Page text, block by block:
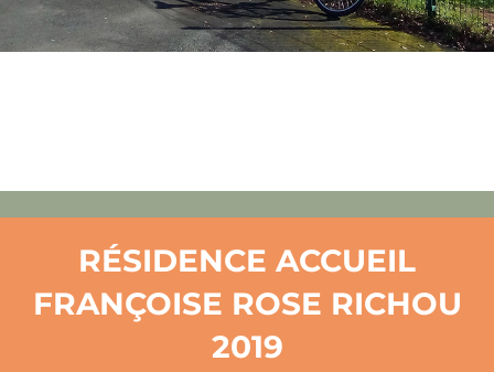
RÉSIDENCE ACCUEIL
FRANÇOISE ROSE RICHOU
2019